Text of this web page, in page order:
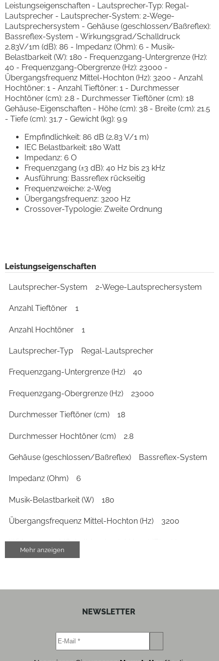
Leistungseigenschaften - Lautsprecher-Typ: Regal-
Lautsprecher - Lautsprecher-System: 2-Wege-
Lautsprechersystem - Gehäuse (geschlossen/Baßreflex):
Bassreflex-System - Wirkungsgrad/Schalldruck
2,83V/1m (dB): 86 - Impedanz (Ohm): 6 - Musik-
Belastbarkeit (W): 180 - Frequenzgang-Untergrenze (Hz):
40 - Frequenzgang-Obergrenze (Hz): 23000 -
Übergangsfrequenz Mittel-Hochton (Hz): 3200 - Anzahl
Hochtöner: 1 - Anzahl Tieftöner: 1 - Durchmesser
Hochtöner (cm): 2.8 - Durchmesser Tieftöner (cm): 18
Gehäuse-Eigenschaften - Höhe (cm): 38 - Breite (cm): 21.5
- Tiefe (cm): 31.7 - Gewicht (kg): 9.9
Empfindlichkeit: 86 dB (2,83 V/1 m)
IEC Belastbarkeit: 180 Watt
Impedanz: 6 O
Frequenzgang (±3 dB): 40 Hz bis 23 kHz
Ausführung: Bassreflex rückseitig
Frequenzweiche: 2-Weg
Übergangsfrequenz: 3200 Hz
Crossover-Typologie: Zweite Ordnung
Leistungseigenschaften
Lautsprecher-System 2-Wege-Lautsprechersystem
Anzahl Tieftöner 1
Anzahl Hochtöner 1
Lautsprecher-Typ Regal-Lautsprecher
Frequenzgang-Untergrenze (Hz) 40
Frequenzgang-Obergrenze (Hz) 23000
Durchmesser Tieftöner (cm) 18
Durchmesser Hochtöner (cm) 2.8
Gehäuse (geschlossen/Baßreflex) Bassreflex-System
Impedanz (Ohm) 6
Musik-Belastbarkeit (W) 180
Übergangsfrequenz Mittel-Hochton (Hz) 3200
Wirkungsgrad/Schalldruck 2,83V/1m (dB)
Breite (cm) 21.5
31.7
Mehr anzeigen
NEWSLETTER